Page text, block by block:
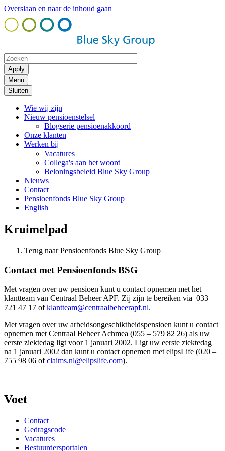
Overslaan en naar de inhoud gaan
Menu
Sluiten
Wie wij zijn
Nieuw pensioenstelsel
Blogserie pensioenakkoord
Onze klanten
Werken bij
Vacatures
Collega's aan het woord
Beloningsbeleid Blue Sky Group
Nieuws
Contact
Pensioenfonds Blue Sky Group
English
Kruimelpad
Terug naar Pensioenfonds Blue Sky Group
Contact met Pensioenfonds BSG
Met vragen over uw pensioen kunt u contact opnemen met het
klantteam van Centraal Beheer APF. Zij zijn te bereiken via 033 –
721 47 17 ofklantteam@centraalbeheerapf.nl.
Met vragen over uw arbeidsongeschiktheidspensioen kunt u contact
opnemen met Centraal Beheer Achmea (055 – 579 82 26) als uw
eerste ziektedag ligt voor 1 januari 2002. Ligt uw eerste ziektedag
na 1 januari 2002 dan kunt u contact opnemen met elipsLife (020 –
755 98 06 ofclaims.nl@elipslife.com).
Voet
Contact
Gedragscode
Vacatures
Bestuurdersportalen